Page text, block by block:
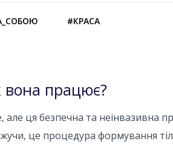
#КРАСА
вона працює?
але ця безпечна та неінвазивна
це процедура формування